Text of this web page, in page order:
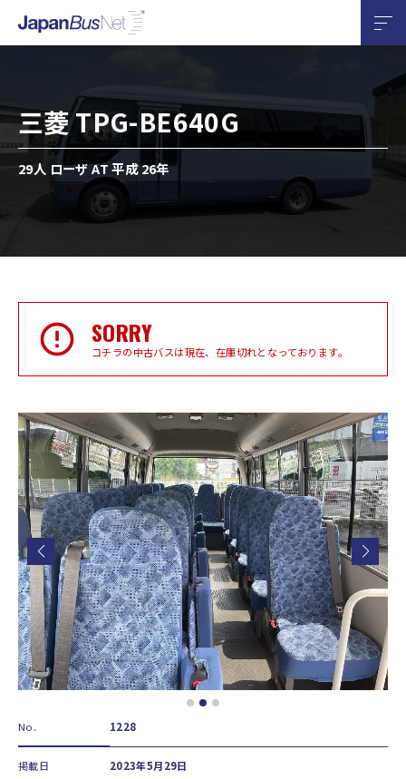
三菱 TPG-BE640G
29人 ローザ AT 平成 26年
SORRY
コチラの中古バスは現在、在庫切れとなっております。
No. 1228
掲載日 2023年5月29日